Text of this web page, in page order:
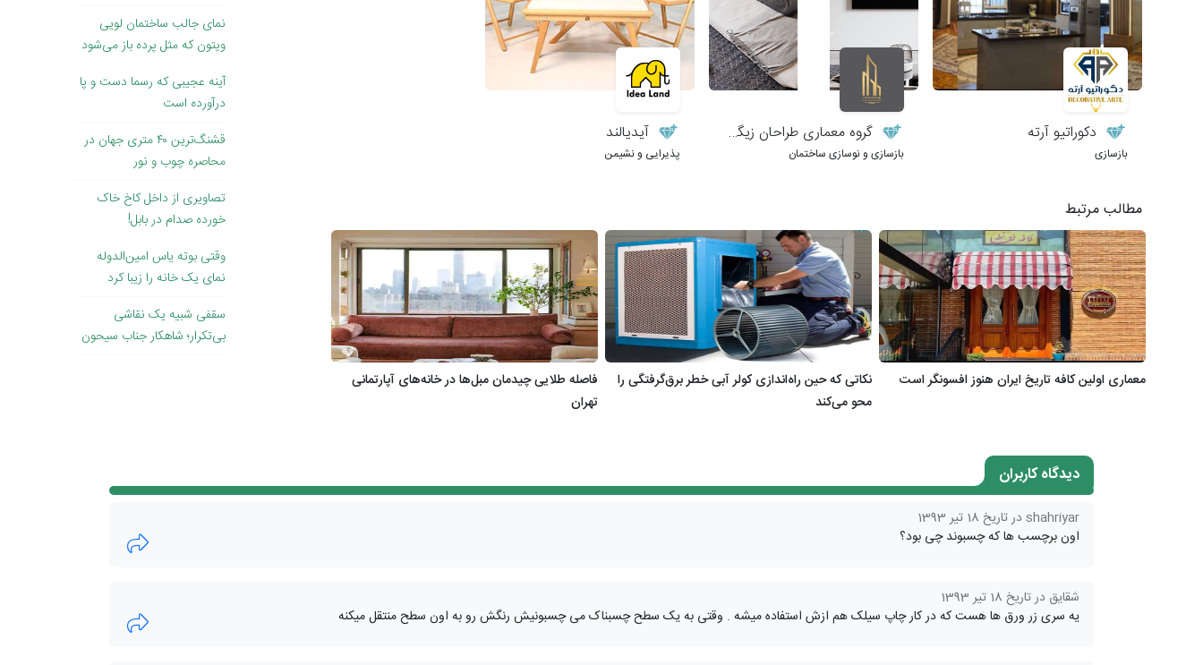
دکوراتیو آرته
بازسازی
گروه معماری طراحان زیگورات
بازسازی و نوسازی ساختمان
آیدیالند
پذیرایی و نشیمن
مطالب مرتبط
معماری اولین کافه تاریخ ایران هنوز افسونگر است
نکاتی که حین راه‌اندازی کولر آبی خطر برق‌گرفتگی را
محو می‌کند
فاصله طلایی چیدمان مبل‌ها در خانه‌های آپارتمانی
تهران
نمای جالب ساختمان لویی
ویتون که مثل پرده باز می‌شود
آینه عجیبی که رسما دست و پا
درآورده است
قشنگ‌ترین ۴۰ متری جهان در
محاصره چوب و نور
تصاویری از داخل کاخ خاک
‌خورده صدام در بابل!
وقتی بوته یاس امین‌الدوله
نمای یک خانه را زیبا کرد
سقفی شبیه یک نقاشی
بی‌تکرار؛ شاهکار جناب سیحون
دیدگاه کاربران
shahriyar در تاریخ 18 تیر 1393
اون برچسب ها که چسبوند چی بود؟
شقایق در تاریخ 18 تیر 1393
یه سری زر ورق ها هست که در کار چاپ سیلک هم ازش استفاده میشه . وقتی به یک سطح چسبناک می چسبونیش رنگش رو به اون سطح منتقل میکنه